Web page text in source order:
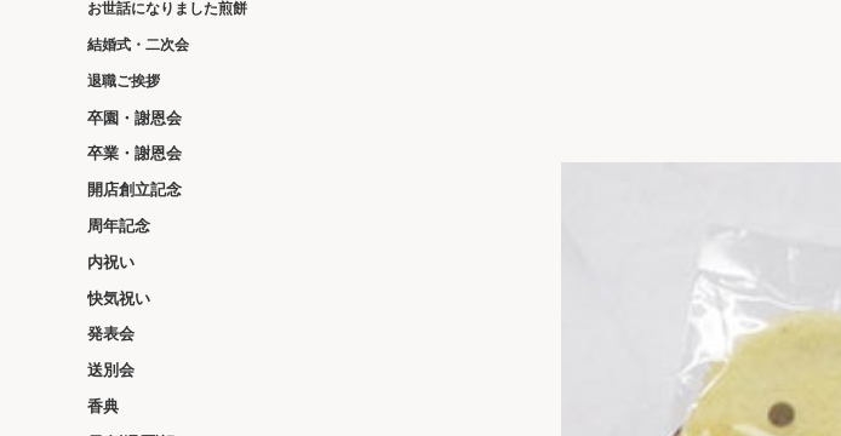
お世話になりました煎餅
結婚式・二次会
退職ご挨拶
卒園・謝恩会
卒業・謝恩会
開店創立記念
周年記念
内祝い
快気祝い
発表会
送別会
香典